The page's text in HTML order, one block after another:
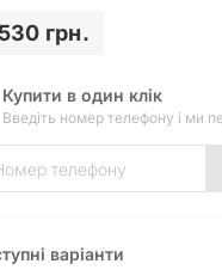
грн.
Купити в один клік
Введіть номер телефону і ми
варіанти